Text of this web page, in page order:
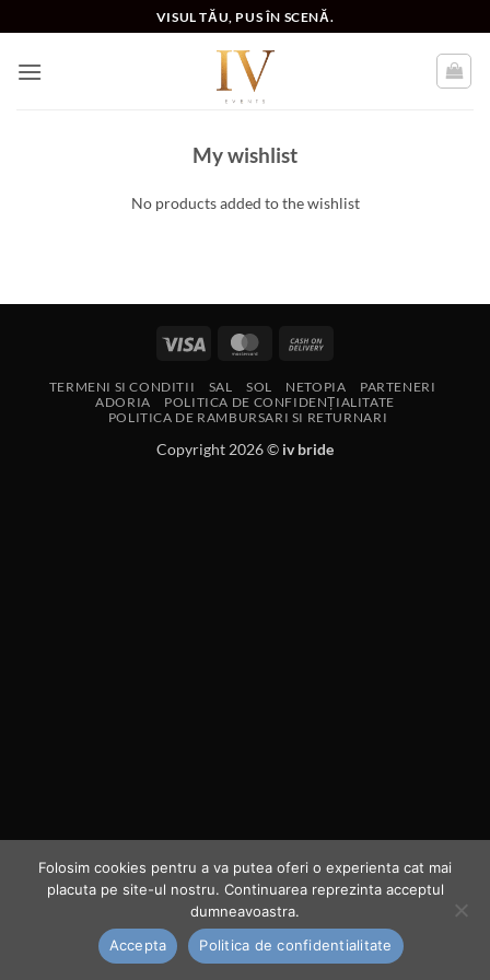
to
content
VISUL TĂU, PUS ÎN SCENĂ.
My wishlist
No products added to the wishlist
Visa MasterCard
Delivery
TERMENI SI CONDITII SAL SOL NETOPIA
PARTENERI
ADORIA
POLITICA DE CONFIDENȚIALITATE
POLITICA DE RAMBURSARI SI RETURNARI
Copyright 2026 © iv bride
Folosim cookies pentru a va putea oferi o experienta cat mai
placuta pe site-ul nostru. Continuarea reprezinta acceptul
dumneavoastra.
Accepta
Politica de confidentialitate